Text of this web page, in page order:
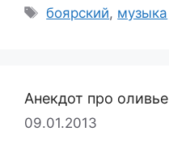
Метки
боярский, музыка
Анекдот про оливье
09.01.2013